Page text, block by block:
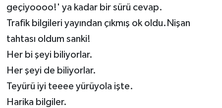
geçiyoooo!' ya kadar bir sürü cevap.
Trafik bilgileri yayından çıkmış ok oldu.Nişan
tahtası oldum sanki!
Her bi şeyi biliyorlar.
Her şeyi de biliyorlar.
Teyürü iyi teeee yürüyola işte.
Harika bilgiler.